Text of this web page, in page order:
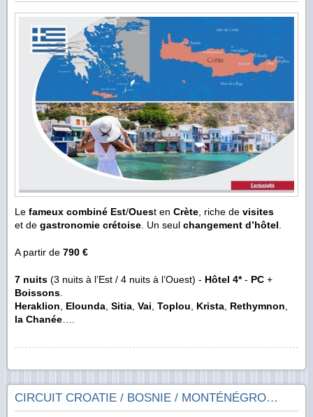
Le fameux combiné Est/Ouest en Crète , riche de visites
et de gastronomie crétoise . Un seul changement d’hôtel
A partir de 790 €
7 nuits (3 nuits à l’Est / 4 nuits à l’Ouest) - Hôtel 4*- PC +
Boissons
Heraklion
Elounda Sitia Vai Toplou Krista Rethymnon
la Chanée
CIRCUIT CROATIE / BOSNIE / MONTÉNÉGRO…